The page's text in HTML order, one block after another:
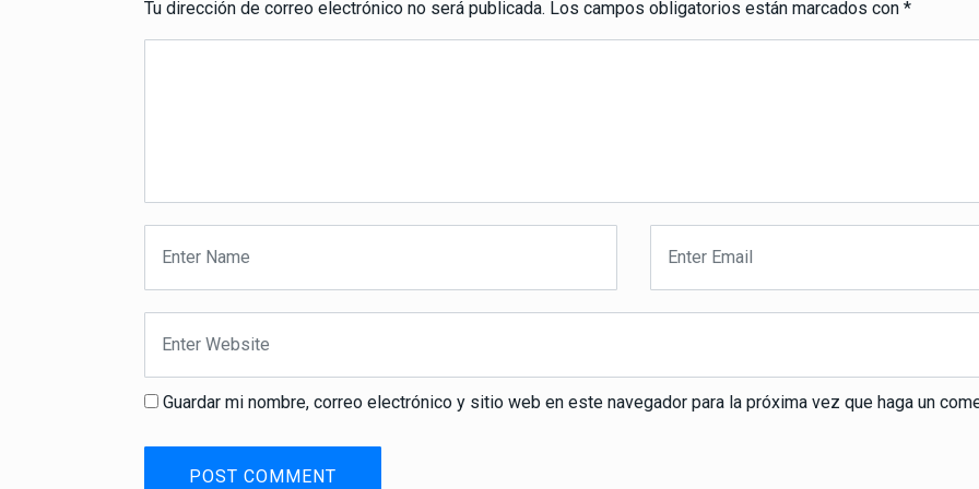
Tu dirección de correo electrónico no será publicada. Los campos obligatorios están marcados con *
Guardar mi nombre, correo electrónico y sitio web en este navegador para la próxima vez que haga un